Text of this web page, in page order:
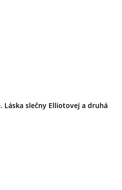
Láska slečny Elliotovej a druhá